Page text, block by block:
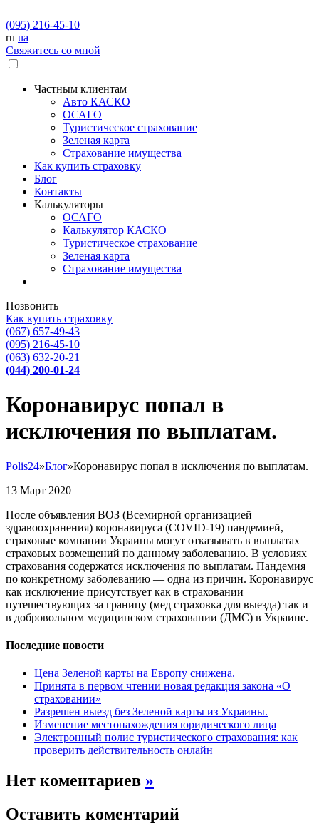
(095) 216-45-10
ru ua
Свяжитесь со мной
Частным клиентам
Авто КАСКО
OСАГО
Туристическое страхование
Зеленая карта
Страхование имущества
Как купить страховку
Блог
Контакты
Калькуляторы
OСАГО
Калькулятор КАСКО
Туристическое страхование
Зеленая карта
Страхование имущества
Позвонить
Как купить страховку
(067) 657-49-43
(095) 216-45-10
(063) 632-20-21
(044) 200-01-24
Коронавирус попал в
исключения по выплатам.
Polis24»Блог»Коронавирус попал в исключения по выплатам.
13 Март 2020
После объявления ВОЗ (Всемирной организацией
здравоохранения) коронавируса (COVID-19) пандемией,
страховые компании Украины могут отказывать в выплатах
страховых возмещений по данному заболеванию. В условиях
страхования содержатся исключения по выплатам. Пандемия
по конкретному заболеванию — одна из причин. Коронавирус
как исключение присутствует как в страховании
путешествующих за границу (мед страховка для выезда) так и
в добровольном медицинском страховании (ДМС) в Украине.
Последние новости
Цена Зеленой карты на Европу снижена.
Принята в первом чтении новая редакция закона «О
страховании»
Разрешен выезд без Зеленой карты из Украины.
Изменение местонахождения юридического лица
Электронный полис туристического страхования: как
проверить действительность онлайн
Нет коментариев »
Оставить коментарий